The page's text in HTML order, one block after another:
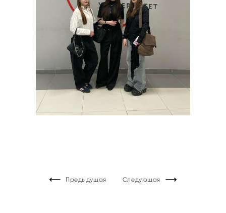
Предыдущая Следующая